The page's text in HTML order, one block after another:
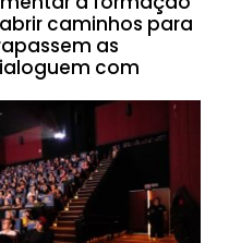
caminhos para
as
com